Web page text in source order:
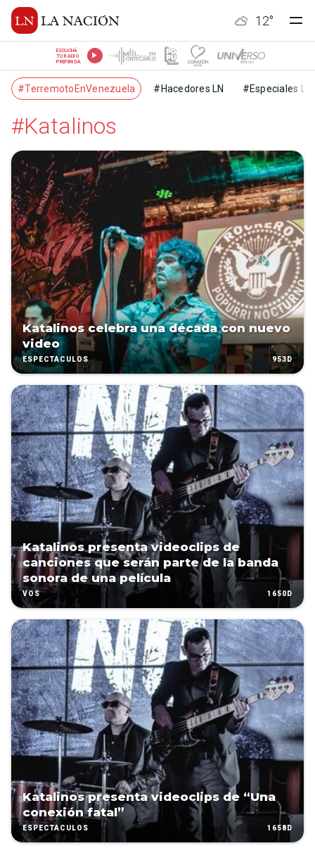
12°
ESCUCHÁ
TU RADIO
PREFERIDA
#TerremotoEnVenezuela #Hacedores LN #Especiales LN
#Katalinos
Katalinos celebra una década con nuevo
video
ESPECTÁCULOS 953D
Katalinos presenta videoclips de
canciones que serán parte de la banda
sonora de una película
VOS 1650D
Katalinos presenta videoclips de “Una
conexión fatal”
ESPECTÁCULOS 1658D